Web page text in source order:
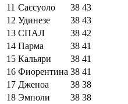
11 Сассуоло 38 43
12 Удинезе 38 43
13 СПАЛ 38 42
14 Парма 38 41
15 Кальяри 38 41
16 Фиорентина 38 41
17 Дженоа 38 38
18 Эмполи 38 38